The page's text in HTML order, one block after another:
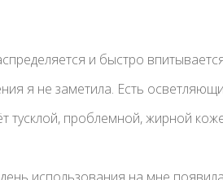
и быстро
я не заметила. Есть
тусклой, проблемной, жирной